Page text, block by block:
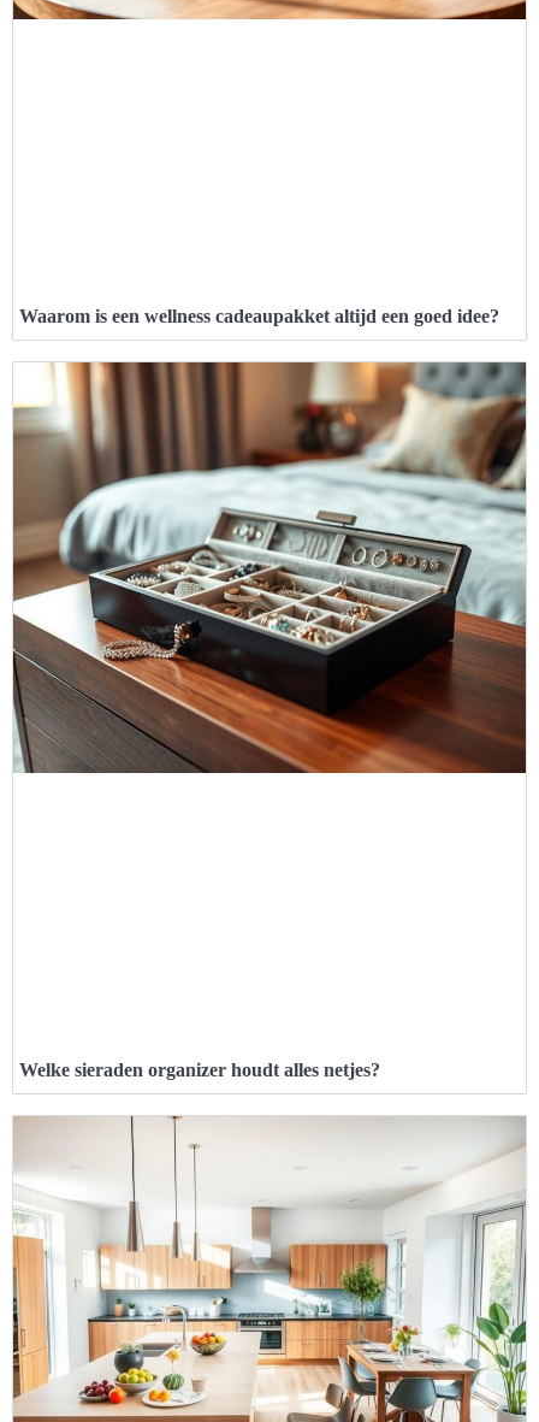
Waarom is een wellness cadeaupakket altijd een goed idee?
Welke sieraden organizer houdt alles netjes?